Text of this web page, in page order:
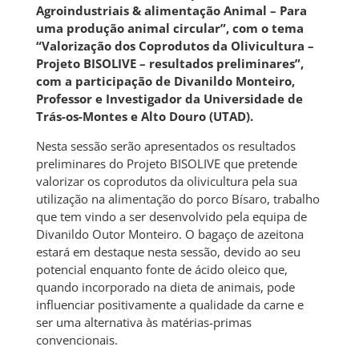
Agroindustriais & alimentação Animal – Para
uma produção animal circular”, com o tema
“Valorização dos Coprodutos da Olivicultura –
Projeto BISOLIVE – resultados preliminares”,
com a participação de Divanildo Monteiro,
Professor e Investigador da Universidade de
Trás-os-Montes e Alto Douro (UTAD).
Nesta sessão serão apresentados os resultados
preliminares do Projeto BISOLIVE que pretende
valorizar os coprodutos da olivicultura pela sua
utilização na alimentação do porco Bísaro, trabalho
que tem vindo a ser desenvolvido pela equipa de
Divanildo Outor Monteiro. O bagaço de azeitona
estará em destaque nesta sessão, devido ao seu
potencial enquanto fonte de ácido oleico que,
quando incorporado na dieta de animais, pode
influenciar positivamente a qualidade da carne e
ser uma alternativa às matérias-primas
convencionais.